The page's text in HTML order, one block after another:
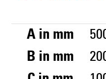
A in mm
B in mm